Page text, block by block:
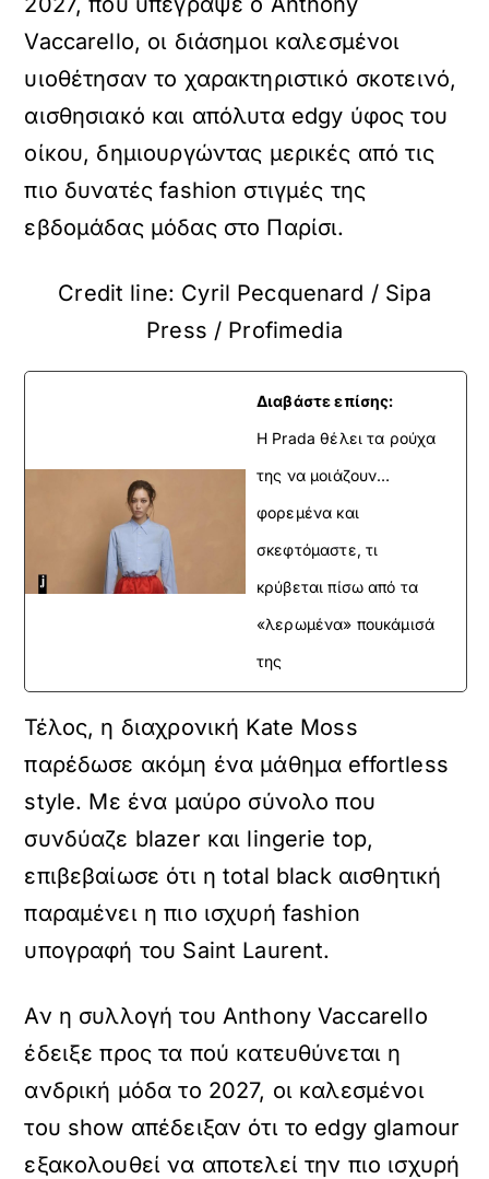
Vaccarello, οι διάσημοι καλεσμένοι
υιοθέτησαν το χαρακτηριστικό σκοτεινό,
αισθησιακό και απόλυτα edgy ύφος του
οίκου, δημιουργώντας μερικές από τις
πιο δυνατές fashion στιγμές της
εβδομάδας μόδας στο Παρίσι.
Credit line: Cyril Pecquenard / Sipa
Press / Profimedia
Διαβάστε επίσης:
Η Prada θέλει τα ρούχα
της να μοιάζουν…
φορεμένα και
σκεφτόμαστε, τι
κρύβεται πίσω από τα
«λερωμένα» πουκάμισά
της
Τέλος, η διαχρονική Kate Moss
παρέδωσε ακόμη ένα μάθημα effortless
style. Με ένα μαύρο σύνολο που
συνδύαζε blazer και lingerie top,
επιβεβαίωσε ότι η total black αισθητική
παραμένει η πιο ισχυρή fashion
υπογραφή του Saint Laurent.
Αν η συλλογή του Anthony Vaccarello
έδειξε προς τα πού κατευθύνεται η
ανδρική μόδα το 2027, οι καλεσμένοι
του show απέδειξαν ότι το edgy glamour
εξακολουθεί να αποτελεί την πιο ισχυρή